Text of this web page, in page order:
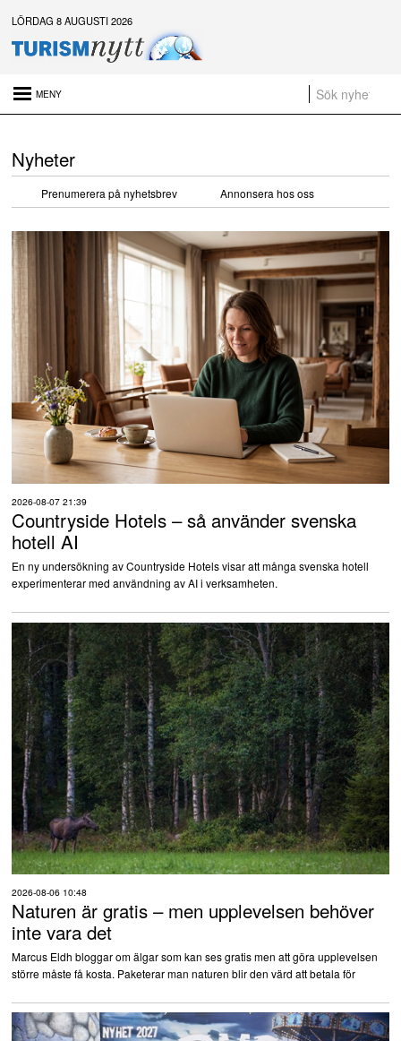
LÖRDAG 8 AUGUSTI 2026
Platsannonser:
Nyheter
Prenumerera på nyhetsbrev Annonsera hos oss
2026-08-07 21:39
Countryside Hotels – så använder svenska
hotell AI
En ny undersökning av Countryside Hotels visar att många svenska hotell
experimenterar med användning av AI i verksamheten.
2026-08-06 10:48
Naturen är gratis – men upplevelsen behöver
inte vara det
Marcus Eldh bloggar om älgar som kan ses gratis men att göra upplevelsen
större måste få kosta. Paketerar man naturen blir den värd att betala för